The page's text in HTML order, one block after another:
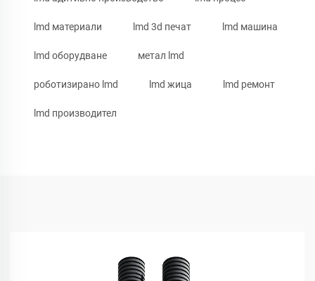
lmd материали lmd 3d печат lmd машина
lmd оборудване метал lmd
роботизирано lmd lmd жица lmd ремонт
lmd производител